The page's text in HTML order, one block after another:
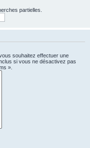
partielles.
souhaitez effectuer une
si vous ne désactivez pas
».